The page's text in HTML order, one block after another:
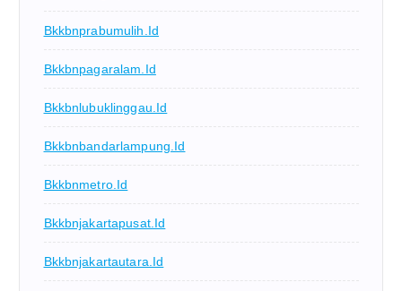
Bkkbnprabumulih.id
Bkkbnpagaralam.id
Bkkbnlubuklinggau.id
Bkkbnbandarlampung.id
Bkkbnmetro.id
Bkkbnjakartapusat.id
Bkkbnjakartautara.id